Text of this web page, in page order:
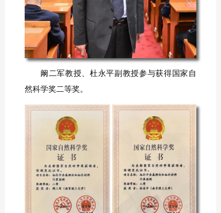
阚二军教授、杜永平副教授参与获得国家自
然科学奖二等奖。